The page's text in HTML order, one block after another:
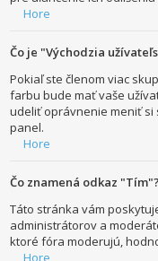
Hore
Čo je "Východzia
Pokiaľ ste členom viac
farbu bude mať vaše
udeliť oprávnenie meniť si
panel.
Hore
Čo znamená odkaz "Tím"?
Táto stránka vám
administrátorov a
ktoré fóra moderujú,
Hore